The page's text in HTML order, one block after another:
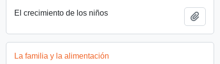
El crecimiento de los niños
La familia y la alimentación